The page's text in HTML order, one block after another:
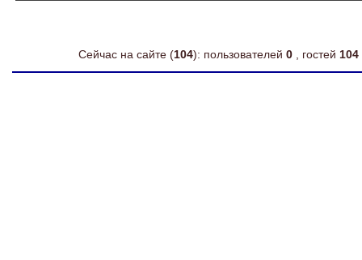
Сейчас на сайте (104): пользователей 0 , гостей 104